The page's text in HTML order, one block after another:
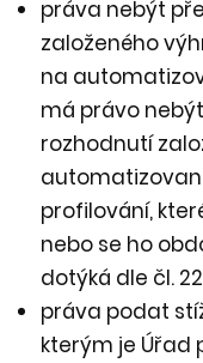
práva nebýt
založeného
na
má právo
rozhodnutí
profilování,
nebo se ho
dotýká dle čl. 22
práva podat
kterým je Úřad